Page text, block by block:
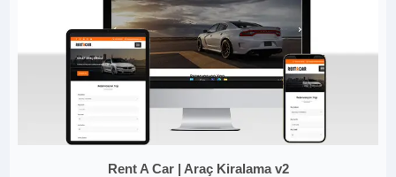
Rent A Car | Araç Kiralama v2